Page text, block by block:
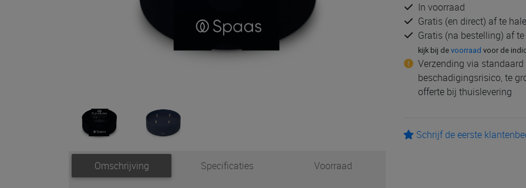
Omschrijving Specificaties Voorraad
In voorraad
Gratis (en direct) af te
Gratis (na bestelling) af
kijk bij devoorraad voor de
Verzending via
beschadigingsrisico, te
offerte bij thuislevering
Schrijf de eerste